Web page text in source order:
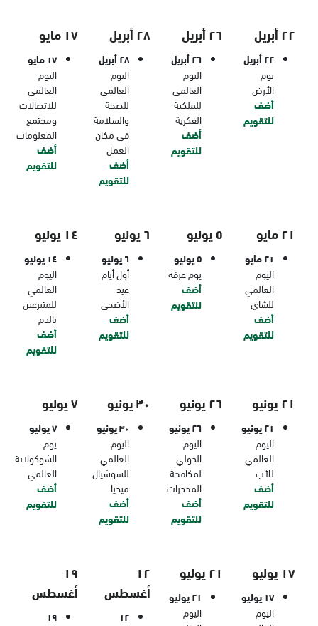
٢٢ أبريل
٢٢ أبريل
يوم
الأرض
أضف
للتقويم
٢٦ أبريل
٢٦ أبريل
اليوم
العالمي
للملكية
الفكرية
أضف
للتقويم
٢٨ أبريل
٢٨ أبريل
اليوم
العالمي
للصحة
والسلامة
في مكان
العمل
أضف
للتقويم
١٧ مايو
١٧ مايو
اليوم
العالمي
للاتصالات
ومجتمع
المعلومات
أضف
للتقويم
٢١ مايو
٢١ مايو
اليوم
العالمي
للشاي
أضف
للتقويم
٥ يونيو
٥ يونيو
يوم عرفة
أضف
للتقويم
٦ يونيو
٦ يونيو
أول أيام
عيد
الأضحى
أضف
للتقويم
١٤ يونيو
١٤ يونيو
اليوم
العالمي
للمتبرعين
بالدم
أضف
للتقويم
٢١ يونيو
٢١ يونيو
اليوم
العالمي
للأب
أضف
للتقويم
٢٦ يونيو
٢٦ يونيو
اليوم
الدولي
لمكافحة
المخدرات
أضف
للتقويم
٣٠ يونيو
٣٠ يونيو
اليوم
العالمي
للسوشيال
ميديا
أضف
للتقويم
٧ يوليو
٧ يوليو
يوم
الشوكولاتة
العالمي
أضف
للتقويم
١٧ يوليو
١٧ يوليو
اليوم
٢١ يوليو
٢١ يوليو
اليوم
١٢
أغسطس
١٢
١٩
أغسطس
١٩